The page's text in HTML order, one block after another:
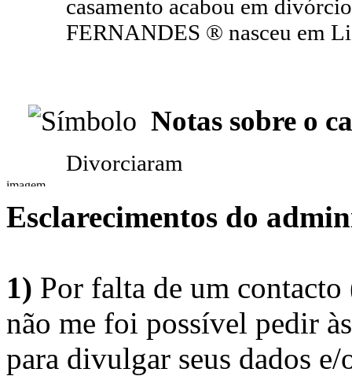
casamento acabou em
FERNANDES ® nasceu em
Notas sobre o
Divorciaram
Esclarecimentos do
1) Por falta de um
não me foi possível pedir
para divulgar seus dados